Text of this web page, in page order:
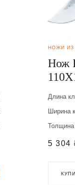
НОЖИ ИЗ
Нож
Длина
Ширина
Толщина
5 304